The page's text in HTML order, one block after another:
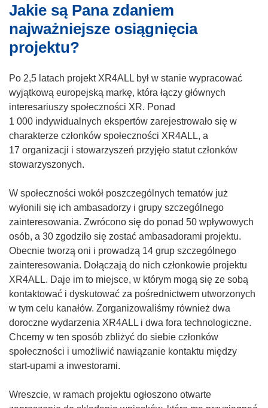
Jakie są Pana zdaniem
najważniejsze osiągnięcia
projektu?
Po 2,5 latach projekt XR4ALL był w stanie wypracować
wyjątkową europejską markę, która łączy głównych
interesariuszy społeczności XR. Ponad
1 000 indywidualnych ekspertów zarejestrowało się w
charakterze członków społeczności XR4ALL, a
17 organizacji i stowarzyszeń przyjęło statut członków
stowarzyszonych.
W społeczności wokół poszczególnych tematów już
wyłonili się ich ambasadorzy i grupy szczególnego
zainteresowania. Zwrócono się do ponad 50 wpływowych
osób, a 30 zgodziło się zostać ambasadorami projektu.
Obecnie tworzą oni i prowadzą 14 grup szczególnego
zainteresowania. Dołączają do nich członkowie projektu
XR4ALL. Daje im to miejsce, w którym mogą się ze sobą
kontaktować i dyskutować za pośrednictwem utworzonych
w tym celu kanałów. Zorganizowaliśmy również dwa
doroczne wydarzenia XR4ALL i dwa fora technologiczne.
Chcemy w ten sposób zbliżyć do siebie członków
społeczności i umożliwić nawiązanie kontaktu między
start-upami a inwestorami.
Wreszcie, w ramach projektu ogłoszono otwarte